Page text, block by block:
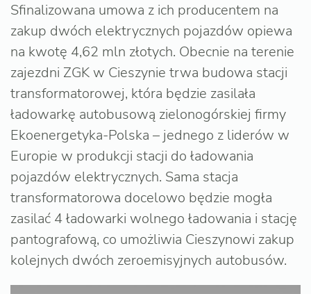
Sfinalizowana umowa z ich producentem na
zakup dwóch elektrycznych pojazdów opiewa
na kwotę 4,62 mln złotych. Obecnie na terenie
zajezdni ZGK w Cieszynie trwa budowa stacji
transformatorowej, która będzie zasilała
ładowarkę autobusową zielonogórskiej firmy
Ekoenergetyka-Polska – jednego z liderów w
Europie w produkcji stacji do ładowania
pojazdów elektrycznych. Sama stacja
transformatorowa docelowo będzie mogła
zasilać 4 ładowarki wolnego ładowania i stację
pantografową, co umożliwia Cieszynowi zakup
kolejnych dwóch zeroemisyjnych autobusów.